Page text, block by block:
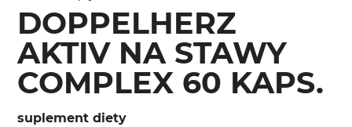
DOPPELHERZ
AKTIV NA STAWY
COMPLEX 60 KAPS.
suplement diety